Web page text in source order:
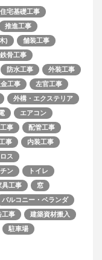
住宅基礎工事
推進工事
)
舗装工事
鉄骨工事
防水工事
外装工事
工事
左官工事
外構・エクステリア
エアコン
事
配管工事
事
内装工事
ス
ン
トイレ
具工事
窓
バルコニー・ベランダ
工事
建築資材搬入
駐車場